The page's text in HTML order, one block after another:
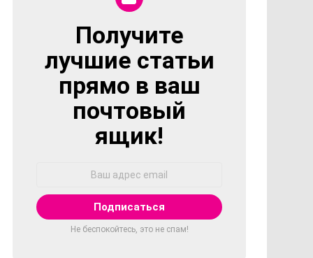
NEWSLETTER
Получите
лучшие статьи
прямо в ваш
почтовый
ящик!
Не беспокойтесь, это не спам!